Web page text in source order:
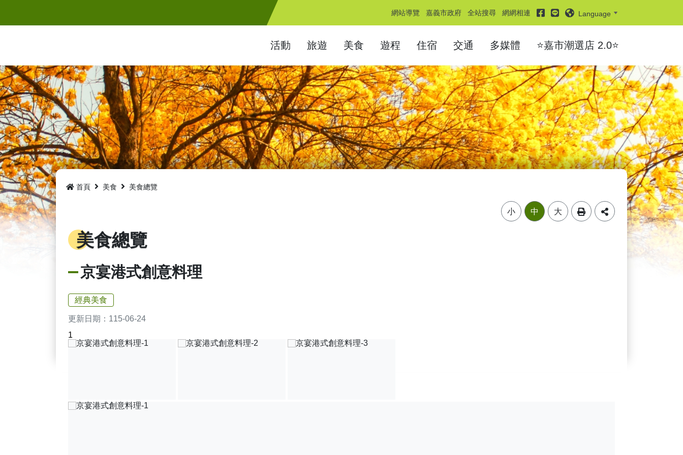
要
網站導覽 嘉義市政府 全站搜尋 網網相連 facebook
line Language
活動 旅遊 美食 遊程 住宿 交通 多媒體 ⭐嘉市潮選店 2.0⭐
首頁 美食 美食總覽
小 中 大
美食總覽
京宴港式創意料理
經典美食
更新日期： 115-06-24
1